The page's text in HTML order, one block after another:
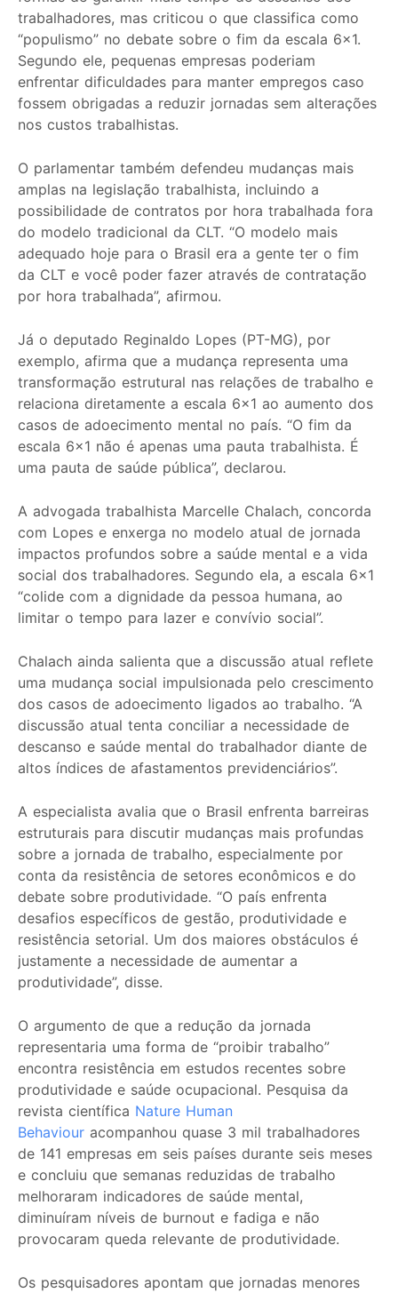
trabalhadores, mas criticou o que classifica como
“populismo” no debate sobre o fim da escala 6×1.
Segundo ele, pequenas empresas poderiam
enfrentar dificuldades para manter empregos caso
fossem obrigadas a reduzir jornadas sem alterações
nos custos trabalhistas.
O parlamentar também defendeu mudanças mais
amplas na legislação trabalhista, incluindo a
possibilidade de contratos por hora trabalhada fora
do modelo tradicional da CLT. “O modelo mais
adequado hoje para o Brasil era a gente ter o fim
da CLT e você poder fazer através de contratação
por hora trabalhada”, afirmou.
Já o deputado Reginaldo Lopes (PT-MG), por
exemplo, afirma que a mudança representa uma
transformação estrutural nas relações de trabalho e
relaciona diretamente a escala 6×1 ao aumento dos
casos de adoecimento mental no país. “O fim da
escala 6×1 não é apenas uma pauta trabalhista. É
uma pauta de saúde pública”, declarou.
A advogada trabalhista Marcelle Chalach, concorda
com Lopes e enxerga no modelo atual de jornada
impactos profundos sobre a saúde mental e a vida
social dos trabalhadores. Segundo ela, a escala 6×1
“colide com a dignidade da pessoa humana, ao
limitar o tempo para lazer e convívio social”.
Chalach ainda salienta que a discussão atual reflete
uma mudança social impulsionada pelo crescimento
dos casos de adoecimento ligados ao trabalho. “A
discussão atual tenta conciliar a necessidade de
descanso e saúde mental do trabalhador diante de
altos índices de afastamentos previdenciários”.
A especialista avalia que o Brasil enfrenta barreiras
estruturais para discutir mudanças mais profundas
sobre a jornada de trabalho, especialmente por
conta da resistência de setores econômicos e do
debate sobre produtividade. “O país enfrenta
desafios específicos de gestão, produtividade e
resistência setorial. Um dos maiores obstáculos é
justamente a necessidade de aumentar a
produtividade”, disse.
O argumento de que a redução da jornada
representaria uma forma de “proibir trabalho”
encontra resistência em estudos recentes sobre
produtividade e saúde ocupacional. Pesquisa da
revista científica Nature Human
Behaviour acompanhou quase 3 mil trabalhadores
de 141 empresas em seis países durante seis meses
e concluiu que semanas reduzidas de trabalho
melhoraram indicadores de saúde mental,
diminuíram níveis de burnout e fadiga e não
provocaram queda relevante de produtividade.
Os pesquisadores apontam que jornadas menores